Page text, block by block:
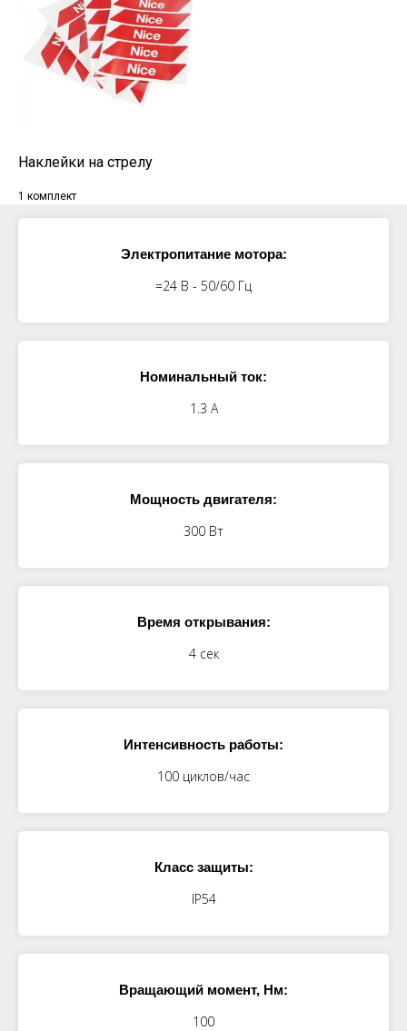
Наклейки на стрелу
1 комплект
Электропитание мотора:
=24 В - 50/60 Гц
Номинальный ток:
1.3 А
Мощность двигателя:
300 Вт
Время открывания:
4 сек
Интенсивность работы:
100 циклов/час
Класс защиты:
IP54
Вращающий момент, Нм:
100